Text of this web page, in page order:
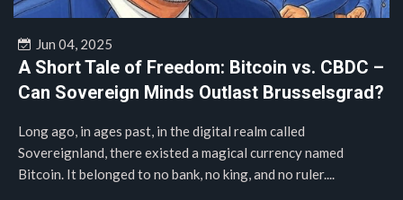
Jun 04, 2025
A Short Tale of Freedom: Bitcoin vs. CBDC –
Can Sovereign Minds Outlast Brusselsgrad?
Long ago, in ages past, in the digital realm called
Sovereignland, there existed a magical currency named
Bitcoin. It belonged to no bank, no king, and no ruler....